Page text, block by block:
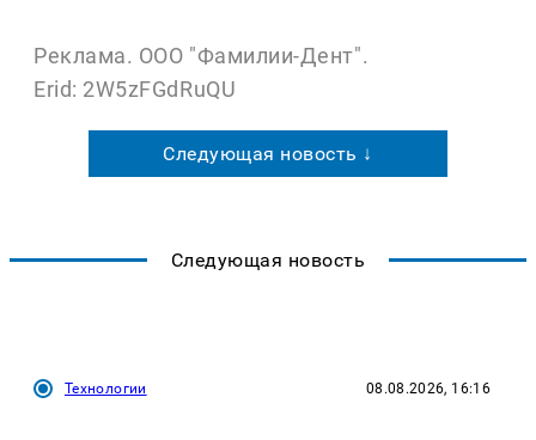
Реклама. ООО "Фамилии-Дент".
Erid: 2W5zFGdRuQU
Следующая новость ↓
Следующая новость
Технологии 08.08.2026, 16:16